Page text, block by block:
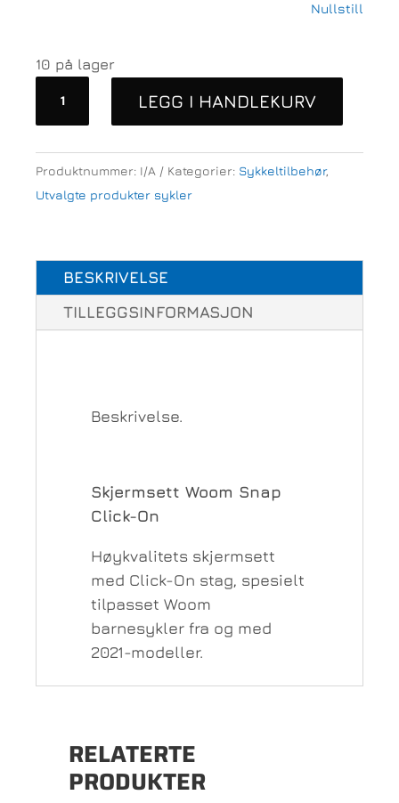
Nullstill
10 på lager
antall
LEGG I HANDLEKURV
Produktnummer: I/A Kategorier: Sykkeltilbehør,
Utvalgte produkter sykler
BESKRIVELSE
TILLEGGSINFORMASJON
Beskrivelse.
Skjermsett Woom Snap
Click-On
Høykvalitets skjermsett
med Click-On stag, spesielt
tilpasset Woom
barnesykler fra og med
2021-modeller.
RELATERTE
PRODUKTER